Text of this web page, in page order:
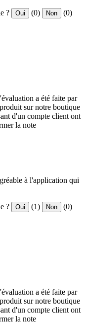
? Oui (0) Non (0)
a été faite par
sur notre boutique
d'un compte client ont
la note
à l'application qui
? Oui (1) Non (0)
a été faite par
sur notre boutique
d'un compte client ont
la note